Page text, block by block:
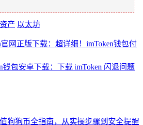
产 以太坊
官网正版下载：超详细！imToken钱包付
钱包安卓下载：下载 imToken 闪退问题
狗狗币全指南，从实操步骤到安全提醒